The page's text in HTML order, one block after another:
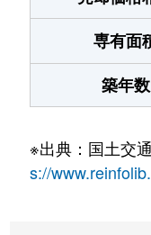
専有面
築年数
※出典：国土交
s://